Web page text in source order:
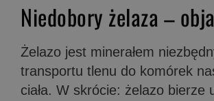
Niedobory żelaza –
Żelazo jest minerałem
transportu tlenu do komórek
ciała. W skrócie: żelazo bierze